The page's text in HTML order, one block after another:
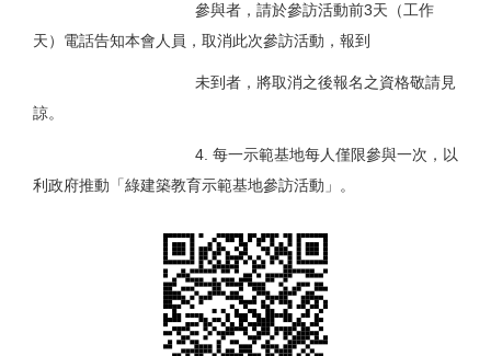
參與者，請於參訪活動前3天（工作
天）電話告知本會人員，取消此次參訪活動，報到
未到者，將取消之後報名之資格敬請見
諒。
4. 每一示範基地每人僅限參與一次，以
利政府推動「綠建築教育示範基地參訪活動」。